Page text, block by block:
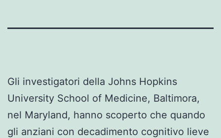
Gli investigatori della Johns Hopkins
University School of Medicine, Baltimora,
nel Maryland, hanno scoperto che quando
gli anziani con decadimento cognitivo lieve